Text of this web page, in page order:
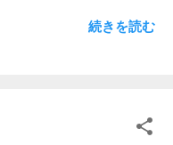
す。 その際は、数日間
チンはエジプト入国に必
生国から行く際にはイ
続きを読む